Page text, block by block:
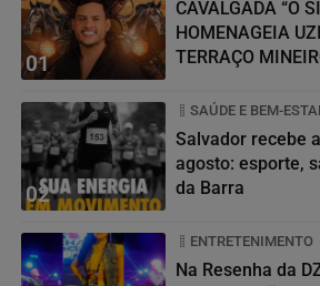
01
CAVALGADA “O
HOMENAGEIA
TERRAÇO
02
SAÚDE E BEM-
Salvador recebe
agosto: esporte,
da Barra
ENTRETENIMENTO
Na Resenha da